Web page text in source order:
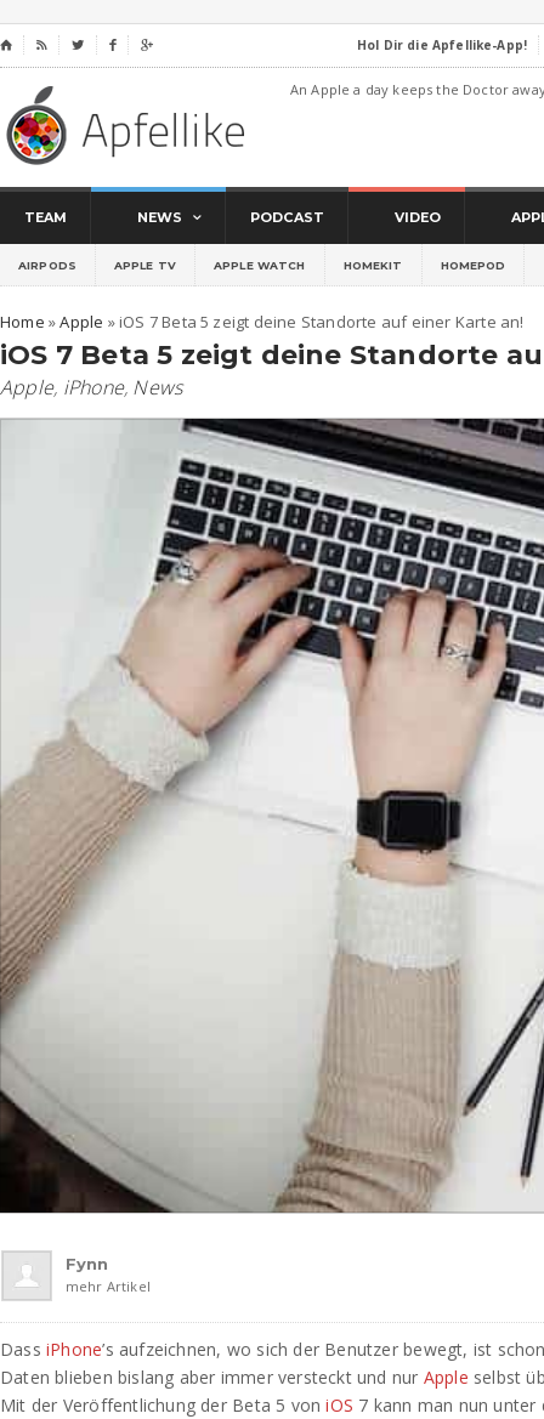
⌂     Hol Dir die Apfellike-App!
An Apple a day keeps the Doctor
TEAM NEWS PODCAST VIDEO
AIRPODS APPLE TV APPLE WATCH HOMEKIT HOMEPOD
Home »Apple » iOS 7 Beta 5 zeigt deine Standorte auf einer Karte an!
iOS 7 Beta 5 zeigt deine Standorte
Apple, iPhone, News
Fynn
mehr Artikel
DassiPhone’s aufzeichnen, wo sich der Benutzer bewegt, ist
Daten blieben bislang aber immer versteckt und nur Apple selbst
Mit der Veröffentlichung der Beta 5 voniOS 7 kann man nun